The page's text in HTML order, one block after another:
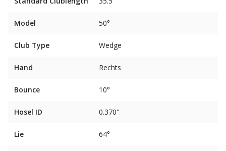
Model 50°
Club Type Wedge
Hand Rechts
Bounce 10°
Hosel ID 0.370"
Lie 64°